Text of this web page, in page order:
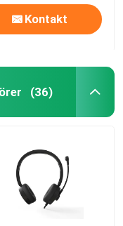
Kontakt
(36)